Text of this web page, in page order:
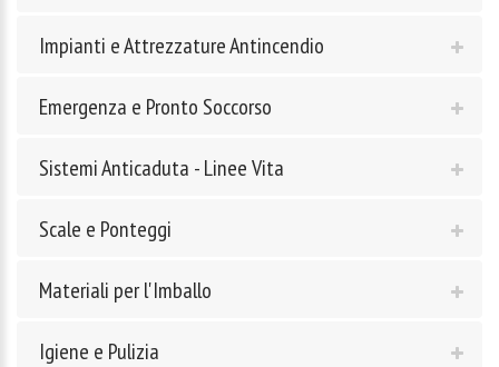
Impianti e Attrezzature Antincendio
Emergenza e Pronto Soccorso
Sistemi Anticaduta - Linee Vita
Scale e Ponteggi
Materiali per l'Imballo
Igiene e Pulizia